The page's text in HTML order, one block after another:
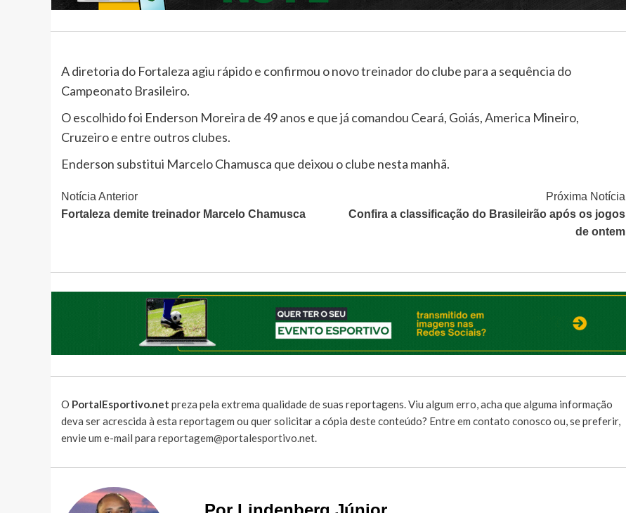
A diretoria do Fortaleza agiu rápido e confirmou o novo treinador do clube para a sequência do
Campeonato Brasileiro.
O escolhido foi Enderson Moreira de 49 anos e que já comandou Ceará, Goiás, America Mineiro,
Cruzeiro e entre outros clubes.
Enderson substitui Marcelo Chamusca que deixou o clube nesta manhã.
Continue
Lendo
Notícia Anterior
Fortaleza demite treinador Marcelo Chamusca
Próxima Notícia
Confira a classificação do Brasileirão após os jogos
de ontem
O PortalEsportivo.net preza pela extrema qualidade de suas reportagens. Viu algum erro, acha que alguma informação
deva ser acrescida à esta reportagem ou quer solicitar a cópia deste conteúdo? Entre em contato conosco ou, se preferir,
envie um e-mail para reportagem@portalesportivo.net.